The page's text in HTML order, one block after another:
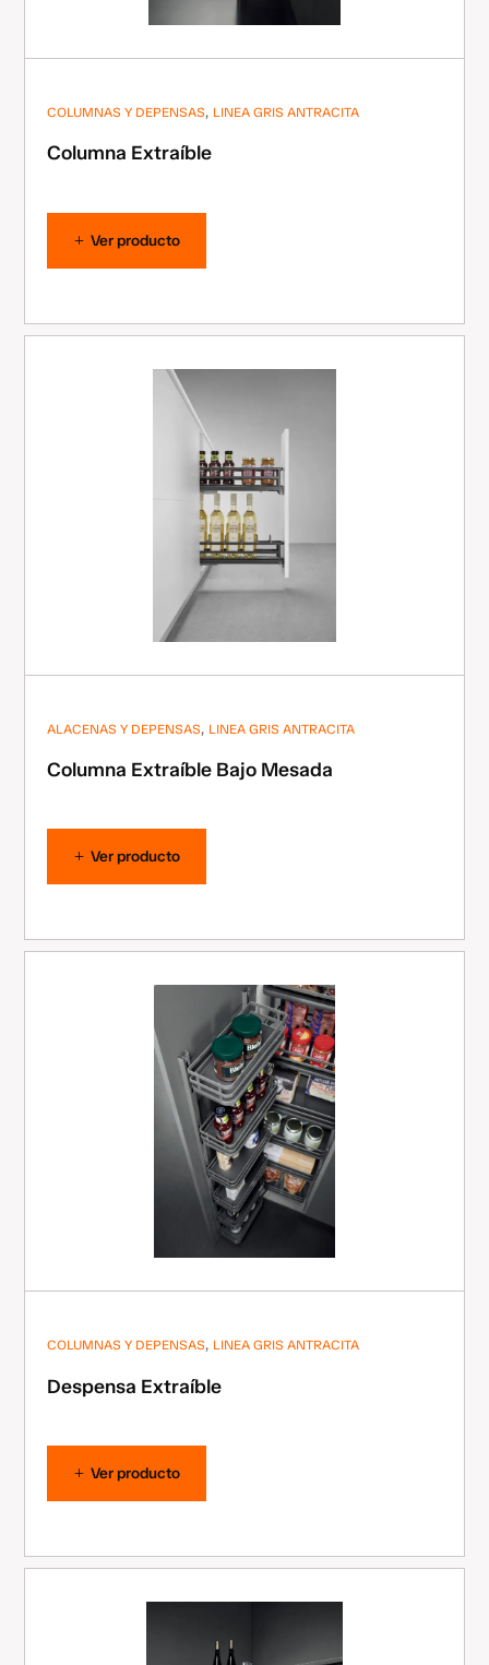
COLUMNAS Y DEPENSAS, LINEA GRIS ANTRACITA
Columna Extraíble
Ver producto
ALACENAS Y DEPENSAS, LINEA GRIS ANTRACITA
Columna Extraíble Bajo Mesada
Ver producto
COLUMNAS Y DEPENSAS, LINEA GRIS ANTRACITA
Despensa Extraíble
Ver producto